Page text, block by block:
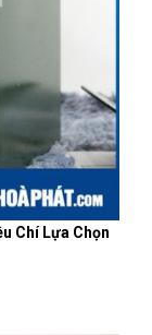
Chí Lựa Chọn